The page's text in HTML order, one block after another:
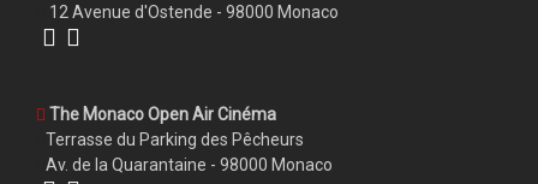
12 Avenue d'Ostende - 98000 Monaco
The Monaco Open Air Cinéma
Terrasse du Parking des Pêcheurs
Av. de la Quarantaine - 98000 Monaco